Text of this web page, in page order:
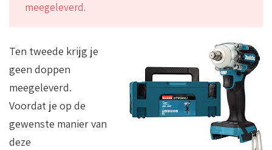
meegeleverd.
Ten tweede krijg je
geen doppen
meegeleverd.
Voordat je op de
gewenste manier van
deze